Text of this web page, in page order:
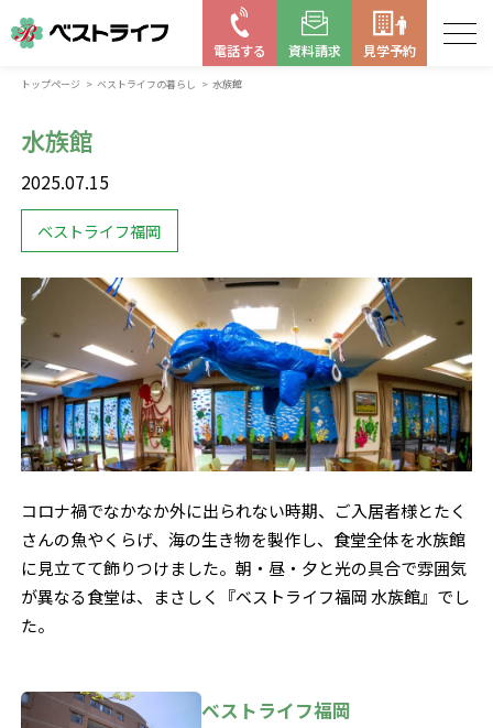
電話する 資料請求 見学予約
トップページ ベストライフの暮らし 水族館
水族館
2025.07.15
ベストライフ福岡
コロナ禍でなかなか外に出られない時期、ご入居者様とたく
さんの魚やくらげ、海の生き物を製作し、食堂全体を水族館
に見立てて飾りつけました。朝・昼・夕と光の具合で雰囲気
が異なる食堂は、まさしく『ベストライフ福岡 水族館』でし
た。
ベストライフ福岡